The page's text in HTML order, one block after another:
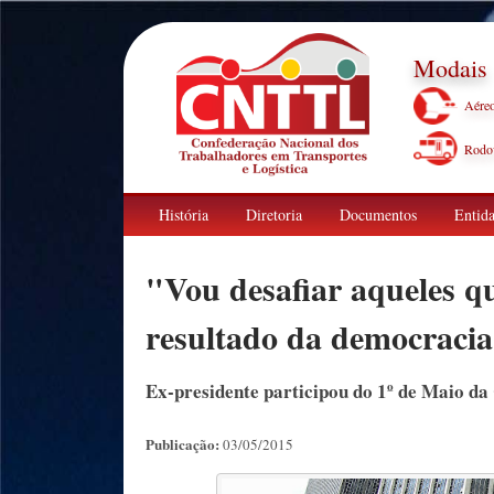
Modais
História Diretoria Documentos
"Vou desafiar aqueles
resultado da
Ex-presidente participou do 1º de Maio
Publicação: 03/05/2015